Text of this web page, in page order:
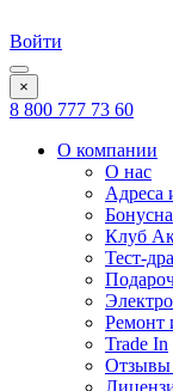
Войти
×
8 800 777 73 60
О компании
О нас
Адреса
Клуб
Тест-
Ремонт
Trade In
Отзывы